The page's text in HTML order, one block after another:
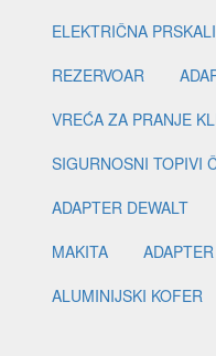
ELEKTRIČNA
REZERVOAR
VREĆA ZA PRANJE
SIGURNOSNI TOPIVI
ADAPTER DEWALT
MAKITA
ALUMINIJSKI KOFER